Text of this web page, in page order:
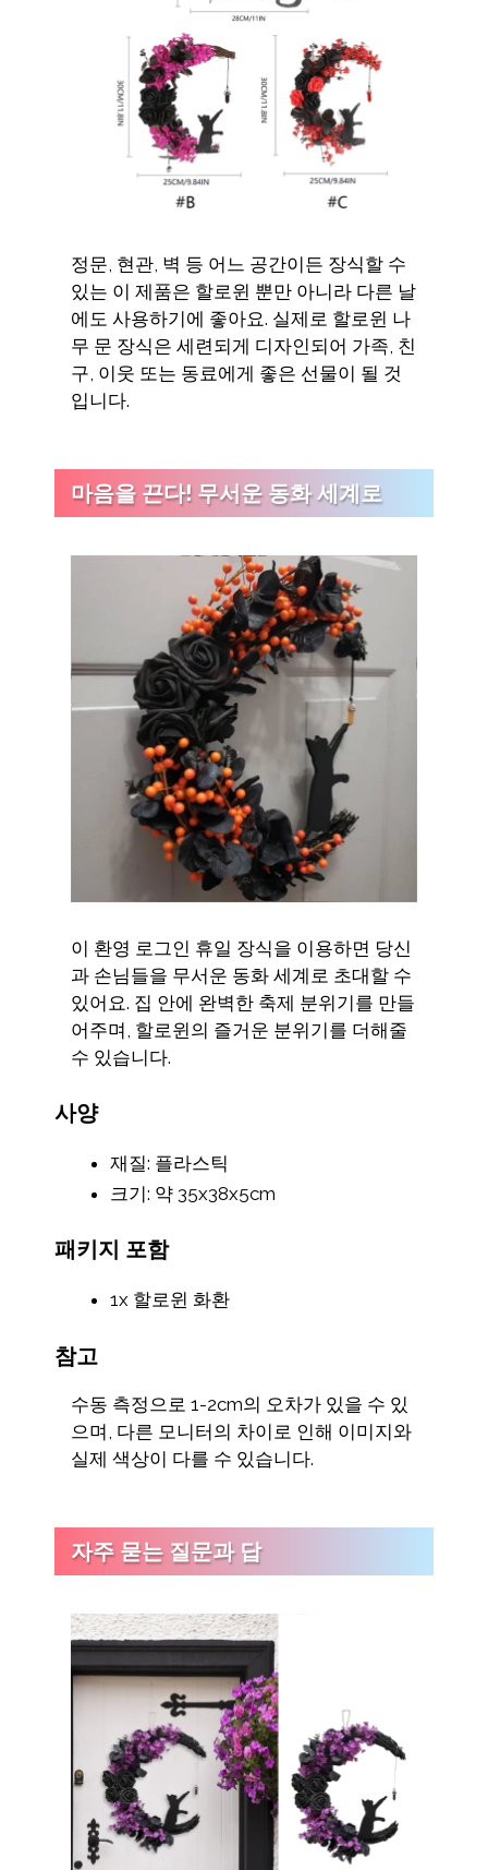
정문, 현관, 벽 등 어느 공간이든 장식할 수
있는 이 제품은 할로윈 뿐만 아니라 다른 날
에도 사용하기에 좋아요. 실제로 할로윈 나
무 문 장식은 세련되게 디자인되어 가족, 친
구, 이웃 또는 동료에게 좋은 선물이 될 것
입니다.
마음을 끈다! 무서운 동화 세계로
이 환영 로그인 휴일 장식을 이용하면 당신
과 손님들을 무서운 동화 세계로 초대할 수
있어요. 집 안에 완벽한 축제 분위기를 만들
어주며, 할로윈의 즐거운 분위기를 더해줄
수 있습니다.
사양
재질: 플라스틱
크기: 약 35x38x5cm
패키지 포함
1x 할로윈 화환
참고
수동 측정으로 1-2cm의 오차가 있을 수 있
으며, 다른 모니터의 차이로 인해 이미지와
실제 색상이 다를 수 있습니다.
자주 묻는 질문과 답